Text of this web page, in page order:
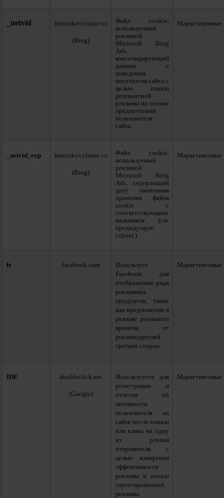
_uetvid frantiskovylazne.cz
(Bing)
Файл cookie,
используемый
рекламой
Microsoft Bing
Ads,
консолидирующий
данные о
поведении
посетителя сайта с
целью показа
релевантной
рекламы на основе
предпочтений
пользователя
сайта.
Маркетинговые
_uetvid_exp frantiskovylazne.cz
(Bing)
Файл cookie,
используемый
рекламой
Microsoft Bing
Ads, содержащий
дату окончания
хранения файла
cookie с
соответствующим
названием (см.
предыдущую
строку).
Маркетинговые
fr facebook.com
Использует
Facebook для
отображения ряда
рекламных
продуктов, таких
как предложения в
режиме реального
времени от
рекламодателей
третьих сторон.
Маркетинговые
IDE doubleclick.net
(Google)
Используется для
регистрации и
отчетов об
активности
пользователя на
сайте после показа
или клика на одну
из реклам
отправителя с
целью измерения
эффективности
рекламы и показа
таргетированной
рекламы
Маркетинговые